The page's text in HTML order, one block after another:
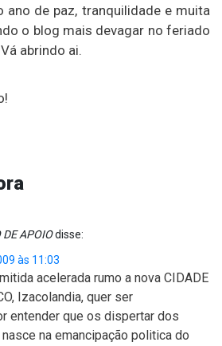
ano de paz, tranquilidade e muita
o blog mais devagar no feriado
abrindo ai.
DE APOIOdisse:
às 11:03
acelerada rumo a nova CIDADE
Izacolandia, quer ser
entender que os dispertar dos
na emancipação politica do